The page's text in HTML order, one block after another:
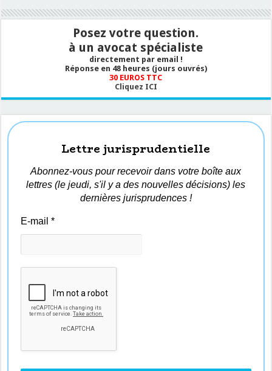
Posez votre question.
à un avocat spécialiste
directement par email !
Réponse en 48 heures (jours ouvrés)
30 EUROS TTC
Cliquez ICI
Lettre jurisprudentielle
Abonnez-vous pour recevoir dans votre boîte aux
lettres (le jeudi, s'il y a des nouvelles décisions) les
dernières jurisprudences !
E-mail*